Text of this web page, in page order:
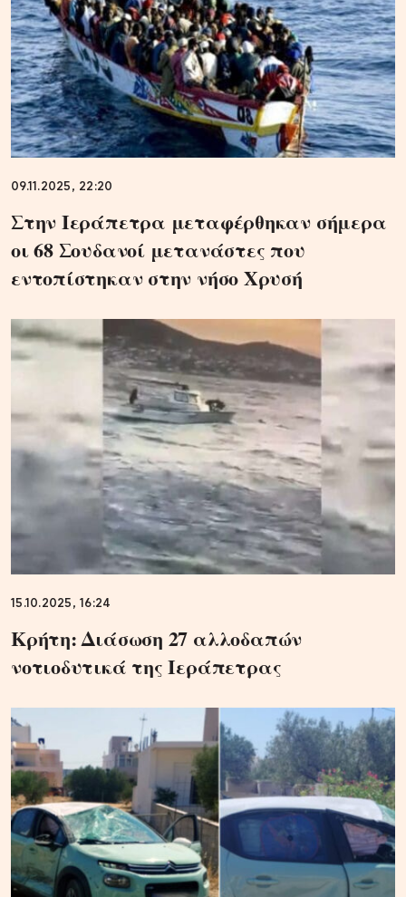
09.11.2025, 22:20
Στην Ιεράπετρα μεταφέρθηκαν σήμερα
οι 68 Σουδανοί μετανάστες που
εντοπίστηκαν στην νήσο Χρυσή
15.10.2025, 16:24
Κρήτη: Διάσωση 27 αλλοδαπών
νοτιοδυτικά της Ιεράπετρας